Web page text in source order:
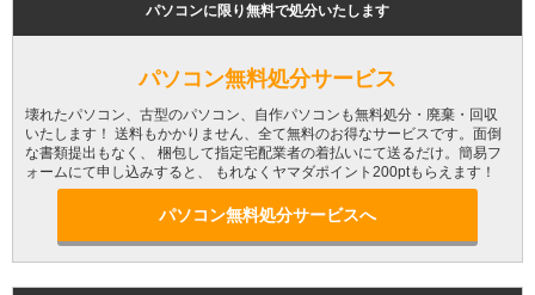
パソコンに限り無料で処分いたします
パソコン無料処分サービス
壊れたパソコン、古型のパソコン、自作パソコンも無料処分・廃棄・回収
いたします！ 送料もかかりません、全て無料のお得なサービスです。面倒
な書類提出もなく、 梱包して指定宅配業者の着払いにて送るだけ。簡易フ
ォームにて申し込みすると、 もれなくヤマダポイント200ptもらえます！
パソコン無料処分サービスへ